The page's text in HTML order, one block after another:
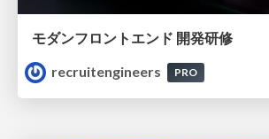
モダンフロントエンド 開発研修
recruitengineers
PRO